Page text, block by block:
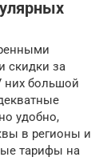
скидки за
них большой
удобно,
в регионы и
тарифы на